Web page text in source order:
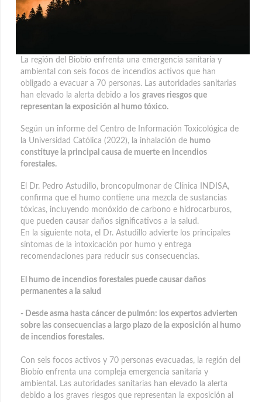
La región del Biobío enfrenta una emergencia sanitaria y
ambiental con seis focos de incendios activos que han
obligado a evacuar a 70 personas. Las autoridades sanitarias
han elevado la alerta debido a los graves riesgos que
representan la exposición al humo tóxico.
Según un informe del Centro de Información Toxicológica de
la Universidad Católica (2022), la inhalación de humo
constituye la principal causa de muerte en incendios
forestales.
El Dr. Pedro Astudillo, broncopulmonar de Clínica INDISA,
confirma que el humo contiene una mezcla de sustancias
tóxicas, incluyendo monóxido de carbono e hidrocarburos,
que pueden causar daños significativos a la salud.
En la siguiente nota, el Dr. Astudillo advierte los principales
síntomas de la intoxicación por humo y entrega
recomendaciones para reducir sus consecuencias.
El humo de incendios forestales puede causar daños
permanentes a la salud
- Desde asma hasta cáncer de pulmón: los expertos advierten
sobre las consecuencias a largo plazo de la exposición al humo
de incendios forestales.
Con seis focos activos y 70 personas evacuadas, la región del
Biobío enfrenta una compleja emergencia sanitaria y
ambiental. Las autoridades sanitarias han elevado la alerta
debido a los graves riesgos que representan la exposición al